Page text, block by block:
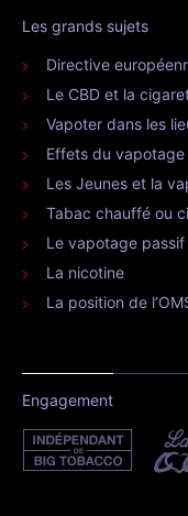
Les grands sujets
Directive
Le CBD et la
Vapoter dans les
Effets du
Les Jeunes et la
Tabac chauffé ou
Le vapotage passif
La nicotine
La position de
Engagement